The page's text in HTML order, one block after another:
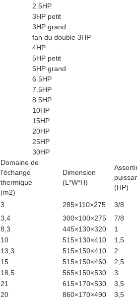
2.5HP
3HP petit
3HP grand
fan du double 3HP
4HP
5HP petit
5HP grand
6.5HP
7.5HP
8.5HP
10HP
15HP
20HP
25HP
30HP
Domaine de
l'échange
thermique
(m2)
Dimension
(L*W*H)
(HP)
3 285×110×275 3/8
3,4 300×100×275 7/8
8,3 445×130×320 1
10 515×130×410 1,5
13,3 515×150×410 2
15 515×150×460 2,5
18,5 565×150×530 3
21 615×170×530 3,5
20 860×170×490 3,5